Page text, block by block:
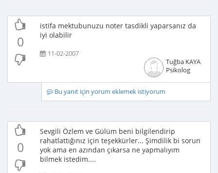
0
istifa mektubunuzu noter tasdikli yaparsanız da
iyi olabilir
11-02-2007
Tuğba KAYA
Psikolog
Bu yanıt için yorum eklemek istiyorum
0
Sevgili Özlem ve Gülüm beni bilgilendirip
rahatlattığınız için teşekkürler... Şimdilik bi sorun
yok ama en azından çıkarsa ne yapmalıyım
bilmek istedim....